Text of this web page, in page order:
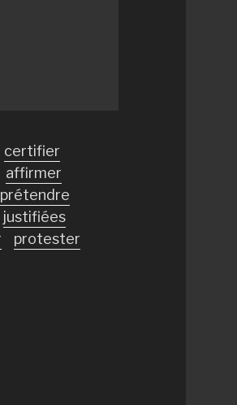
certifier
affirmer
prétendre
justifiées
protester